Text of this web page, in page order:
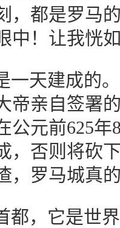
，都是罗马
中！让我恍
一天建成的
帝亲自签署
公元前625
，否则将砍
，罗马城真
都，它是世